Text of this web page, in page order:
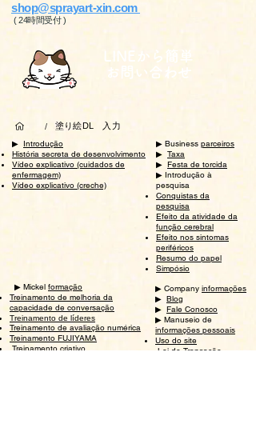
shop@sprayart-xin.com
( 24時間受付 )
LINEから簡単
お問い合わせ
/ 塗り絵DL 入力
▶ ︎ Introdução
História secreta de desenvolvimento
Vídeo explicativo (cuidados de
enfermagem)
Vídeo explicativo (creche)
▶ ︎Business parceiros
▶ ︎ Taxa
▶ ︎ Festa de torcida
▶ ︎Introdução à
pesquisa
Conquistas da
pesquisa
Efeito da atividade da
função cerebral
Efeito nos sintomas
periféricos
Resumo do papel
Simpósio
▶ ︎Mickel formação
Treinamento de melhoria da
capacidade de conversação
Treinamento de líderes
Treinamento de avaliação numérica
Treinamento FUJIYAMA
Treinamento criativo
▶ ︎Company informações
▶ ︎ Blog
▶ ︎ Fale Conosco
▶ ︎Manuseio de
informações pessoais
Uso do site
​Lei de Transação